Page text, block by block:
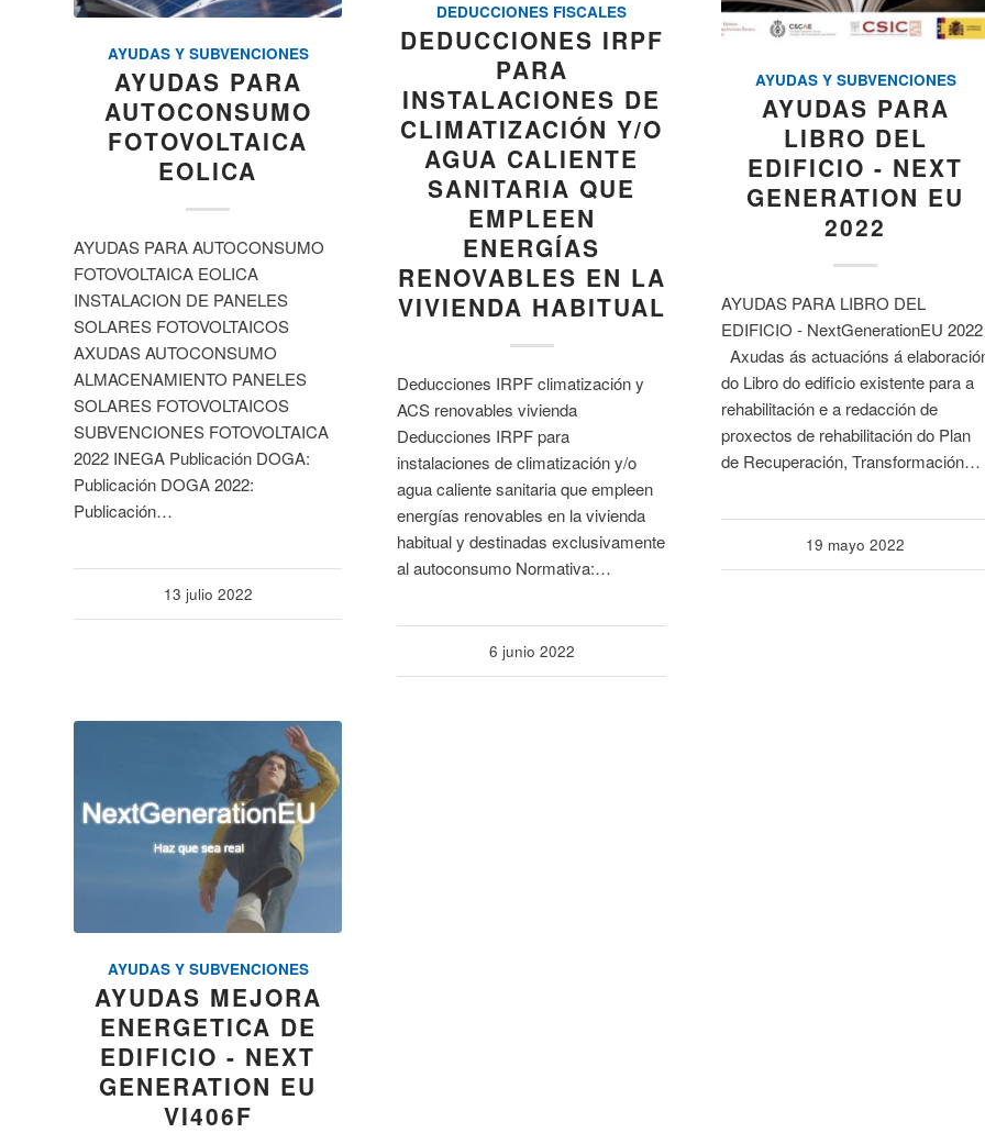
AYUDAS Y SUBVENCIONES
AYUDAS PARA
AUTOCONSUMO
FOTOVOLTAICA
EOLICA
AYUDAS PARA AUTOCONSUMO
FOTOVOLTAICA EOLICA
INSTALACION DE PANELES
SOLARES FOTOVOLTAICOS
AXUDAS AUTOCONSUMO
ALMACENAMIENTO PANELES
SOLARES FOTOVOLTAICOS
SUBVENCIONES FOTOVOLTAICA
2022 INEGA Publicación DOGA:
Publicación DOGA 2022:
Publicación…
13 julio 2022
DEDUCCIONES FISCALES
DEDUCCIONES IRPF
PARA
INSTALACIONES DE
CLIMATIZACIÓN Y/O
AGUA CALIENTE
SANITARIA QUE
EMPLEEN
ENERGÍAS
RENOVABLES EN LA
VIVIENDA HABITUAL
Deducciones IRPF climatización y
ACS renovables vivienda
Deducciones IRPF para
instalaciones de climatización y/o
agua caliente sanitaria que empleen
energías renovables en la vivienda
habitual y destinadas exclusivamente
al autoconsumo Normativa:…
6 junio 2022
AYUDAS Y SUBVENCIONES
AYUDAS PARA
LIBRO DEL
EDIFICIO - NEXT
GENERATION EU
2022
AYUDAS PARA LIBRO DEL
EDIFICIO - NextGenerationEU 2022
Axudas ás actuacións á
do Libro do edificio existente para a
rehabilitación e a redacción de
proxectos de rehabilitación do Plan
de Recuperación, Transformación…
19 mayo 2022
AYUDAS Y SUBVENCIONES
AYUDAS MEJORA
ENERGETICA DE
EDIFICIO - NEXT
GENERATION EU
VI406F